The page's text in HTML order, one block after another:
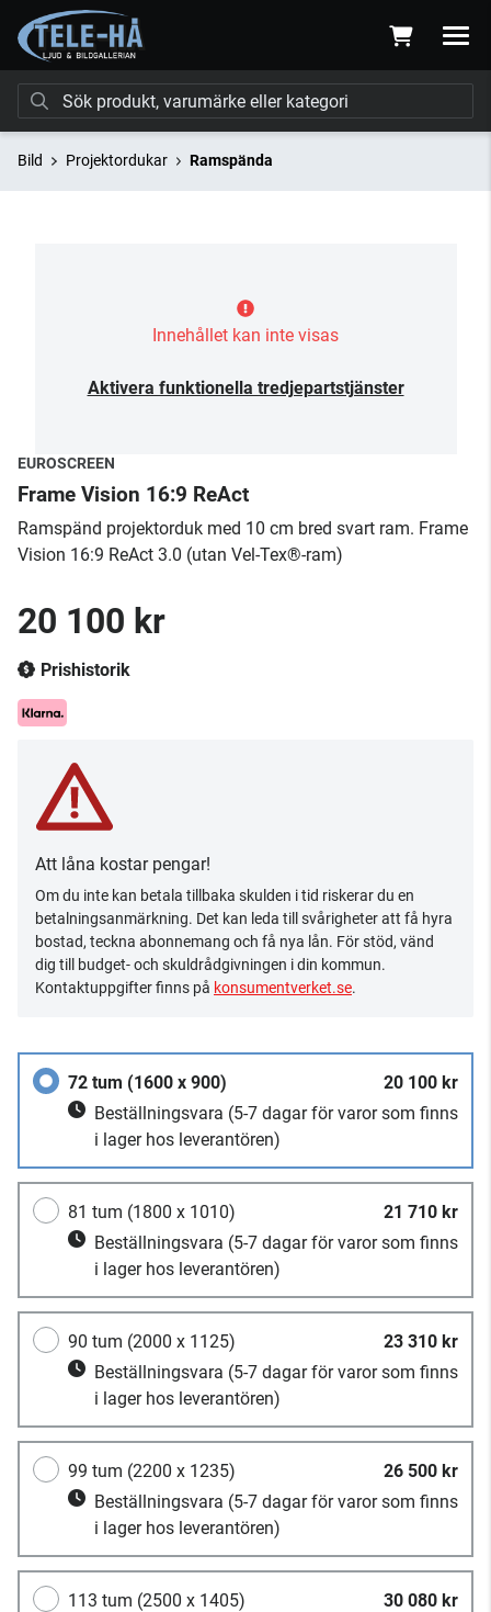
Bild Projektordukar Ramspända
Innehållet kan inte visas
Aktivera funktionella tredjepartstjänster
EUROSCREEN
Frame Vision 16:9 ReAct
Ramspänd projektorduk med 10 cm bred svart ram. Frame
Vision 16:9 ReAct 3.0 (utan Vel-Tex®-ram)
20 100 kr
Prishistorik
Att låna kostar pengar!
Om du inte kan betala tillbaka skulden i tid riskerar du en
betalningsanmärkning. Det kan leda till svårigheter att få hyra
bostad, teckna abonnemang och få nya lån. För stöd, vänd
dig till budget- och skuldrådgivningen i din kommun.
Kontaktuppgifter finns på konsumentverket.se.
72 tum (1600 x 900)
20 100 kr
Beställningsvara (5-7 dagar för varor som finns
i lager hos leverantören)
81 tum (1800 x 1010)
21 710 kr
Beställningsvara (5-7 dagar för varor som finns
i lager hos leverantören)
90 tum (2000 x 1125)
23 310 kr
Beställningsvara (5-7 dagar för varor som finns
i lager hos leverantören)
99 tum (2200 x 1235)
26 500 kr
Beställningsvara (5-7 dagar för varor som finns
i lager hos leverantören)
113 tum (2500 x 1405)
30 080 kr